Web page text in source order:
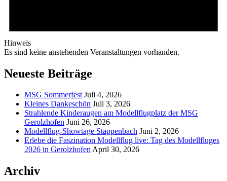
Hinweis
Es sind keine anstehenden Veranstaltungen vorhanden.
Neueste Beiträge
MSG Sommerfest Juli 4, 2026
Kleines Dankeschön Juli 3, 2026
Strahlende Kinderaugen am Modellflugplatz der MSG
Gerolzhofen Juni 26, 2026
Modellflug-Showtage Stappenbach Juni 2, 2026
Erlebe die Faszination Modellflug live: Tag des Modellfluges
2026 in GerolzhofenApril 30, 2026
Archiv